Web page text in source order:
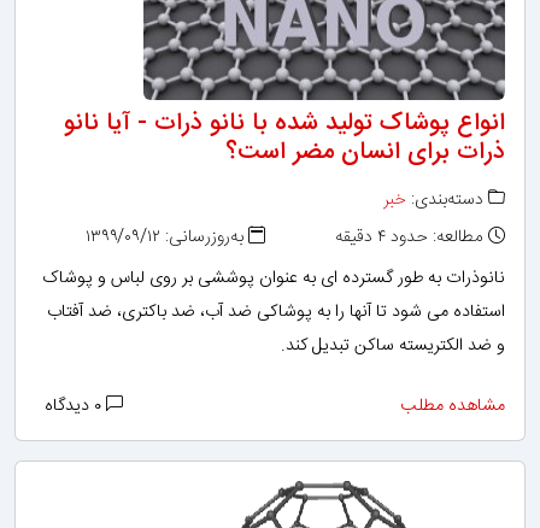
انواع پوشاک تولید شده با نانو ذرات - آیا نانو
ذرات برای انسان مضر است؟
دسته‌بندی: خبر
مطالعه: حدود ۴ دقیقه
به‌روزرسانی: ۱۳۹۹/۰۹/۱۲
نانوذرات به طور گسترده ای به عنوان پوششی بر روی لباس و پوشاک
استفاده می شود تا آنها را به پوشاکی ضد آب، ضد باکتری، ضد آفتاب
و ضد الکتریسته ساکن تبدیل کند.
مشاهده مطلب